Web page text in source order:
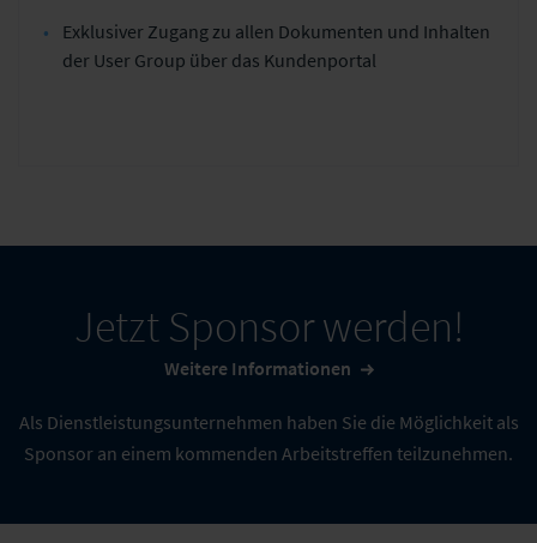
Exklusiver Zugang zu allen Dokumenten und Inhalten
der User Group über das Kundenportal
Jetzt Sponsor werden!
Weitere Informationen
Als Dienstleistungsunternehmen haben Sie die Möglichkeit als
Sponsor an einem kommenden Arbeitstreffen teilzunehmen.